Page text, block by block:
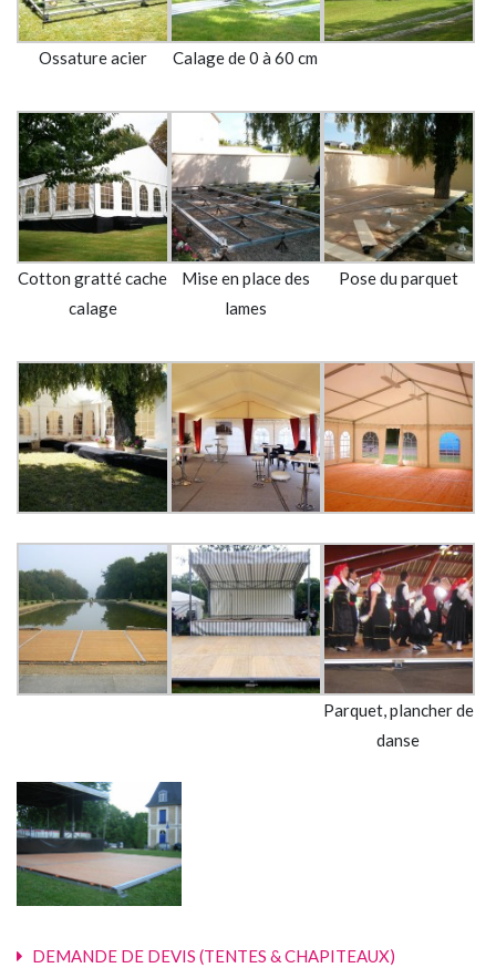
Ossature acier Calage de 0 à 60 cm
Cotton gratté cache
calage
Mise en place des
lames
Pose du parquet
Parquet, plancher de
danse
DEMANDE DE DEVIS (TENTES & CHAPITEAUX)